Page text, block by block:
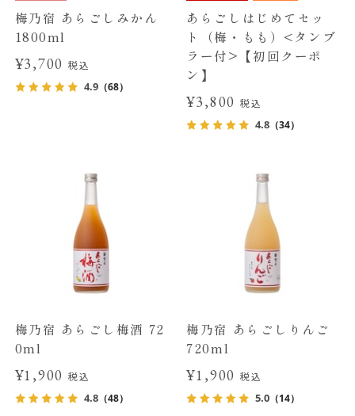
梅乃宿 あらごしみかん
1800ml
¥3,700税込
4.9（68）
あらごしはじめてセッ
ト（梅・もも）<タンブ
ラー付>【初回クーポ
ン】
¥3,800 税込
4.8 （34）
梅乃宿 あらごし梅酒 72
0ml
¥1,900税込
4.8（48）
梅乃宿 あらごしりんご
720ml
¥1,900 税込
5.0 （14）